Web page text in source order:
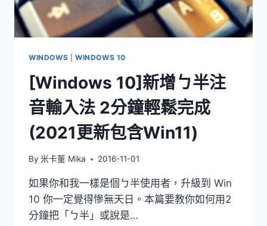
WINDOWS WINDOWS 10
[Windows 10]新增ㄅ半注
音輸入法 2分鐘輕鬆完成
(2021更新包含Win11)
By 米卡董 Mika 2016-11-01
如果你和我一樣是個ㄅ半使用者，升級到 Win
10 你一定覺得慘無天日。本篇要教你如何用2
分鐘把「ㄅ半」或說是…